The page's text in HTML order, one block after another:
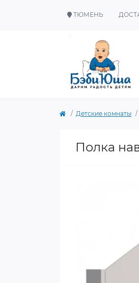
ТЮМЕНЬ
Детские комнаты
Полка